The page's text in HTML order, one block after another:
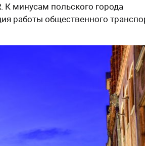
минусам польского города
работы общественного